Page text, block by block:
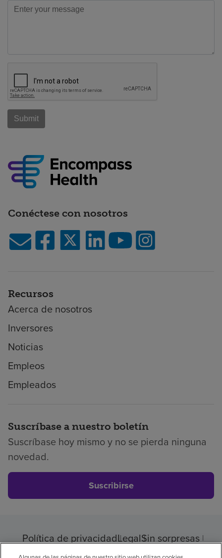
Conéctese con nosotros
Recursos
Acerca de nosotros
Inversores
Noticias
Empleos
Empleados
Suscríbase a nuestro boletín
Suscríbase hoy mismo y no se pierda ninguna
novedad.
Suscribirse
Política de privacidadLegalSin sorpresas
AccesibilidadSi no habla inglés